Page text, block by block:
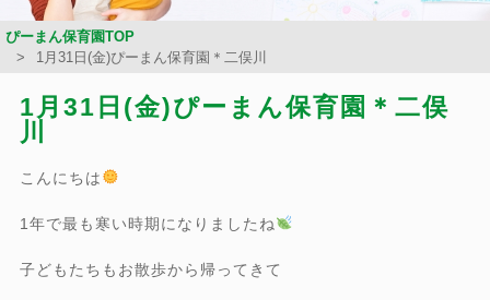
ぴーまん保育園TOP
1月31日(金)ぴーまん保育園＊二俣川
1月31日(金)ぴーまん保育園＊二俣
川
こんにちは
1年で最も寒い時期になりましたね
子どもたちもお散歩から帰ってきて